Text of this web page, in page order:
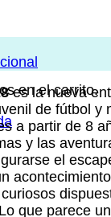
en el carrito.
es la nueva
de fútbol y
a partir de 8
y las
el
que parece